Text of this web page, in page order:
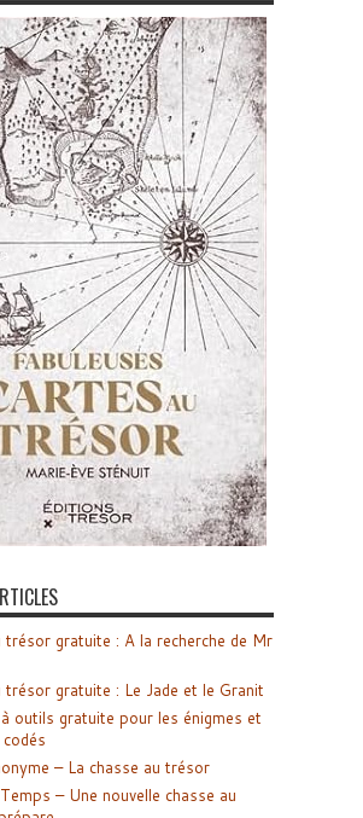
trésor gratuite : A la recherche de Mr
trésor gratuite : Le Jade et le Granit
outils gratuite pour les énigmes et
– La chasse au trésor
Temps – Une nouvelle chasse au